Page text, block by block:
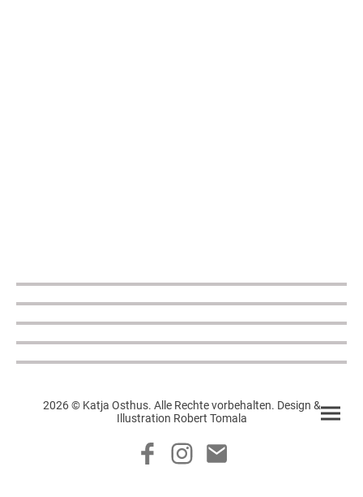
2026 © Katja Osthus. Alle Rechte vorbehalten. Design &
Illustration Robert Tomala